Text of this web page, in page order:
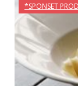
*SPONSET